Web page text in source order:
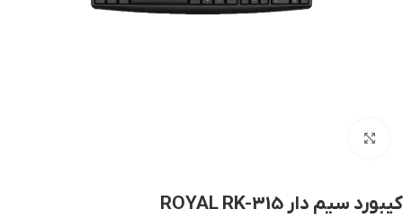
کیبورد سیم دار ROYAL RK-315